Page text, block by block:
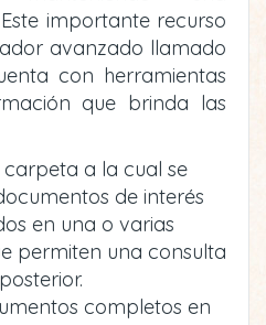
importante recurso
avanzado llamado
con herramientas
que brinda las
carpeta a la cual se
de interés
en una o varias
permiten una consulta
posterior.
completos en